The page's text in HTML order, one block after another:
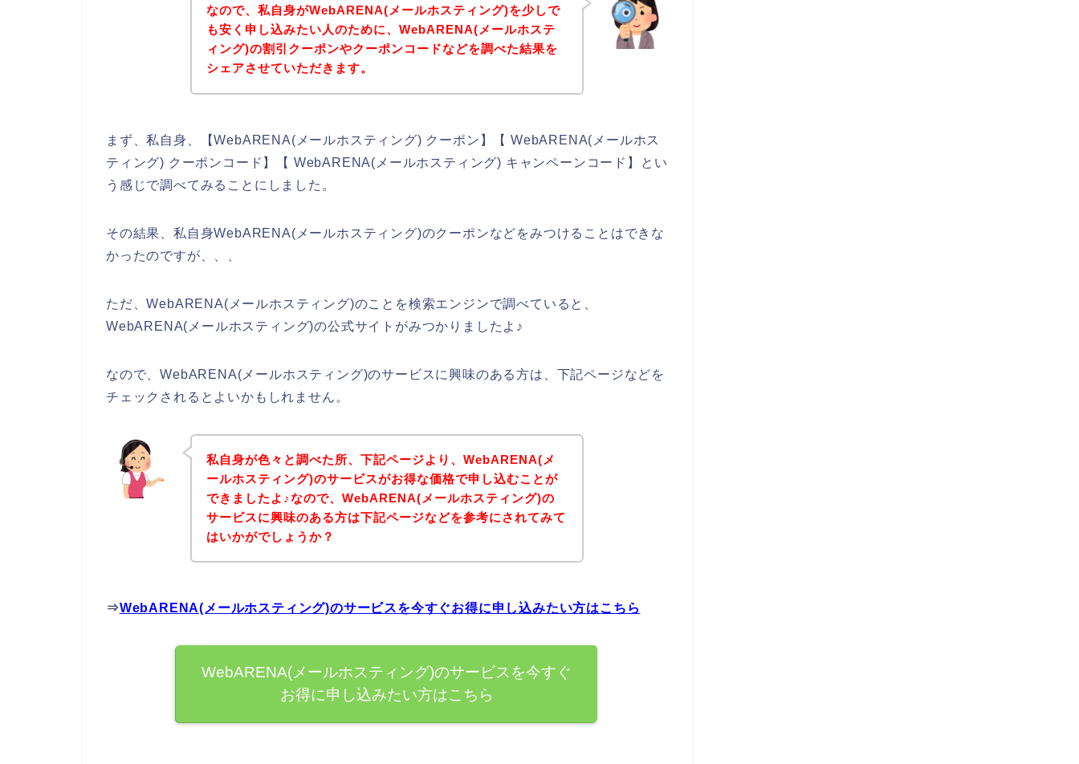
なので、私自身がWebARENA(メールホスティング)を少しで
も安く申し込みたい人のために、WebARENA(メールホステ
ィング)の割引クーポンやクーポンコードなどを調べた結果を
シェアさせていただきます。
まず、私自身、【WebARENA(メールホスティング) クーポン】【 WebARENA(メールホス
ティング) クーポンコード】【 WebARENA(メールホスティング) キャンペーンコード】とい
う感じで調べてみることにしました。
その結果、私自身WebARENA(メールホスティング)のクーポンなどをみつけることはできな
かったのですが、、、
ただ、WebARENA(メールホスティング)のことを検索エンジンで調べていると、
WebARENA(メールホスティング)の公式サイトがみつかりましたよ♪
なので、WebARENA(メールホスティング)のサービスに興味のある方は、下記ページなどを
チェックされるとよいかもしれません。
私自身が色々と調べた所、下記ページより、WebARENA(メ
ールホスティング)のサービスがお得な価格で申し込むことが
できましたよ♪なので、WebARENA(メールホスティング)の
サービスに興味のある方は下記ページなどを参考にされてみて
はいかがでしょうか？
⇒WebARENA(メールホスティング)のサービスを今すぐお得に申し込みたい方はこちら
WebARENA(メールホスティング)のサービスを今すぐ
お得に申し込みたい方はこちら